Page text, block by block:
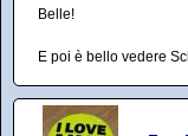
Belle!
E poi è bello vedere